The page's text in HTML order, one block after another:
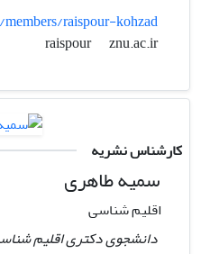
raispour-kohzad
raispour
znu.ac.ir
کارشناس نشریه
سمیه طاهری
اقلیم شناسی
دانشجوی دکتری اقلیم